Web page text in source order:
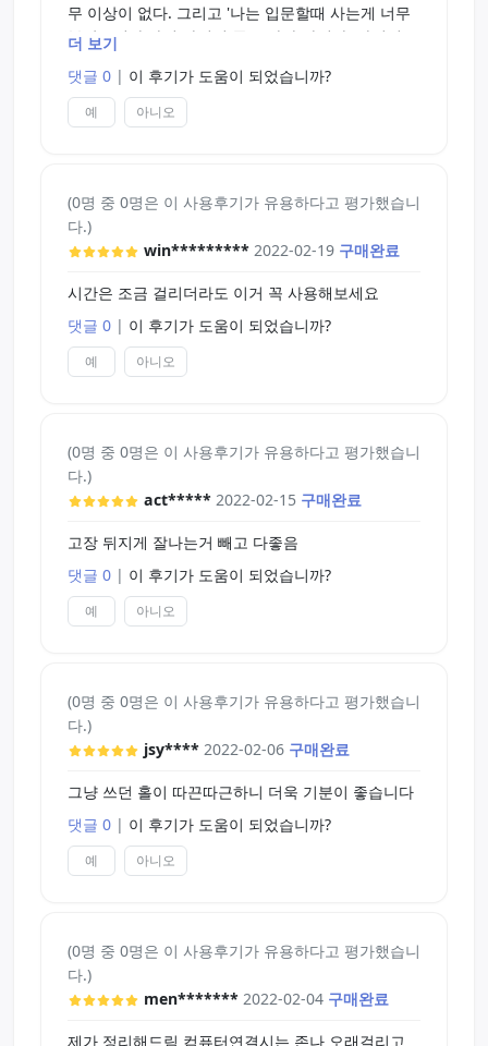
무 이상이 없다. 그리고 '나는 입문할때 사는게 너무
부담스럽다'하면 나처럼 좀 쓰다가 사거나, 아니면
럼 모두들 오늘도 즐딸하길 바란다.
2022-03-11 추가:
더 보기
댓글 0 | 이 후기가 도움이 되었습니까?
예 아니오
(0명 중 0명은 이 사용후기가 유용하다고 평가했습니
다.)
win********* 2022-02-19 구매완료
시간은 조금 걸리더라도 이거 꼭 사용해보세요
댓글 0 | 이 후기가 도움이 되었습니까?
예 아니오
(0명 중 0명은 이 사용후기가 유용하다고 평가했습니
다.)
act***** 2022-02-15 구매완료
고장 뒤지게 잘나는거 빼고 다좋음
댓글 0 | 이 후기가 도움이 되었습니까?
예 아니오
(0명 중 0명은 이 사용후기가 유용하다고 평가했습니
다.)
jsy**** 2022-02-06 구매완료
그냥 쓰던 홀이 따끈따근하니 더욱 기분이 좋습니다
댓글 0 | 이 후기가 도움이 되었습니까?
예 아니오
(0명 중 0명은 이 사용후기가 유용하다고 평가했습니
다.)
men******* 2022-02-04 구매완료
제가 정리해드림 컴퓨터연결시는 존나 오래걸리고